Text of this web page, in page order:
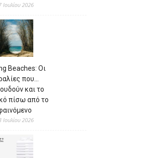
Ιουλίου 2026
Beaches: Οι
που…
και το
πίσω από το
Ιουλίου 2026